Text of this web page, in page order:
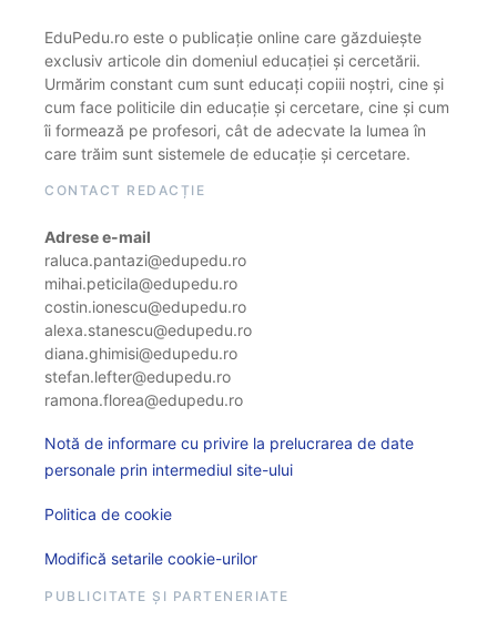
EduPedu.ro este o publicație online care găzduiește
exclusiv articole din domeniul educației și cercetării.
Urmărim constant cum sunt educați copiii noștri, cine și
cum face politicile din educație și cercetare, cine și cum
îi formează pe profesori, cât de adecvate la lumea în
care trăim sunt sistemele de educație și cercetare.
CONTACT REDACȚIE
Adrese e-mail
raluca.pantazi@edupedu.ro
mihai.peticila@edupedu.ro
costin.ionescu@edupedu.ro
alexa.stanescu@edupedu.ro
diana.ghimisi@edupedu.ro
stefan.lefter@edupedu.ro
ramona.florea@edupedu.ro
Notă de informare cu privire la prelucrarea de date
personale prin intermediul site-ului
Politica de cookie
Modifică setarile cookie-urilor
PUBLICITATE ȘI PARTENERIATE